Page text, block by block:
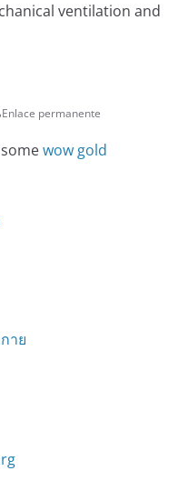
ventilation and
Enlace permanente
wow gold
าย